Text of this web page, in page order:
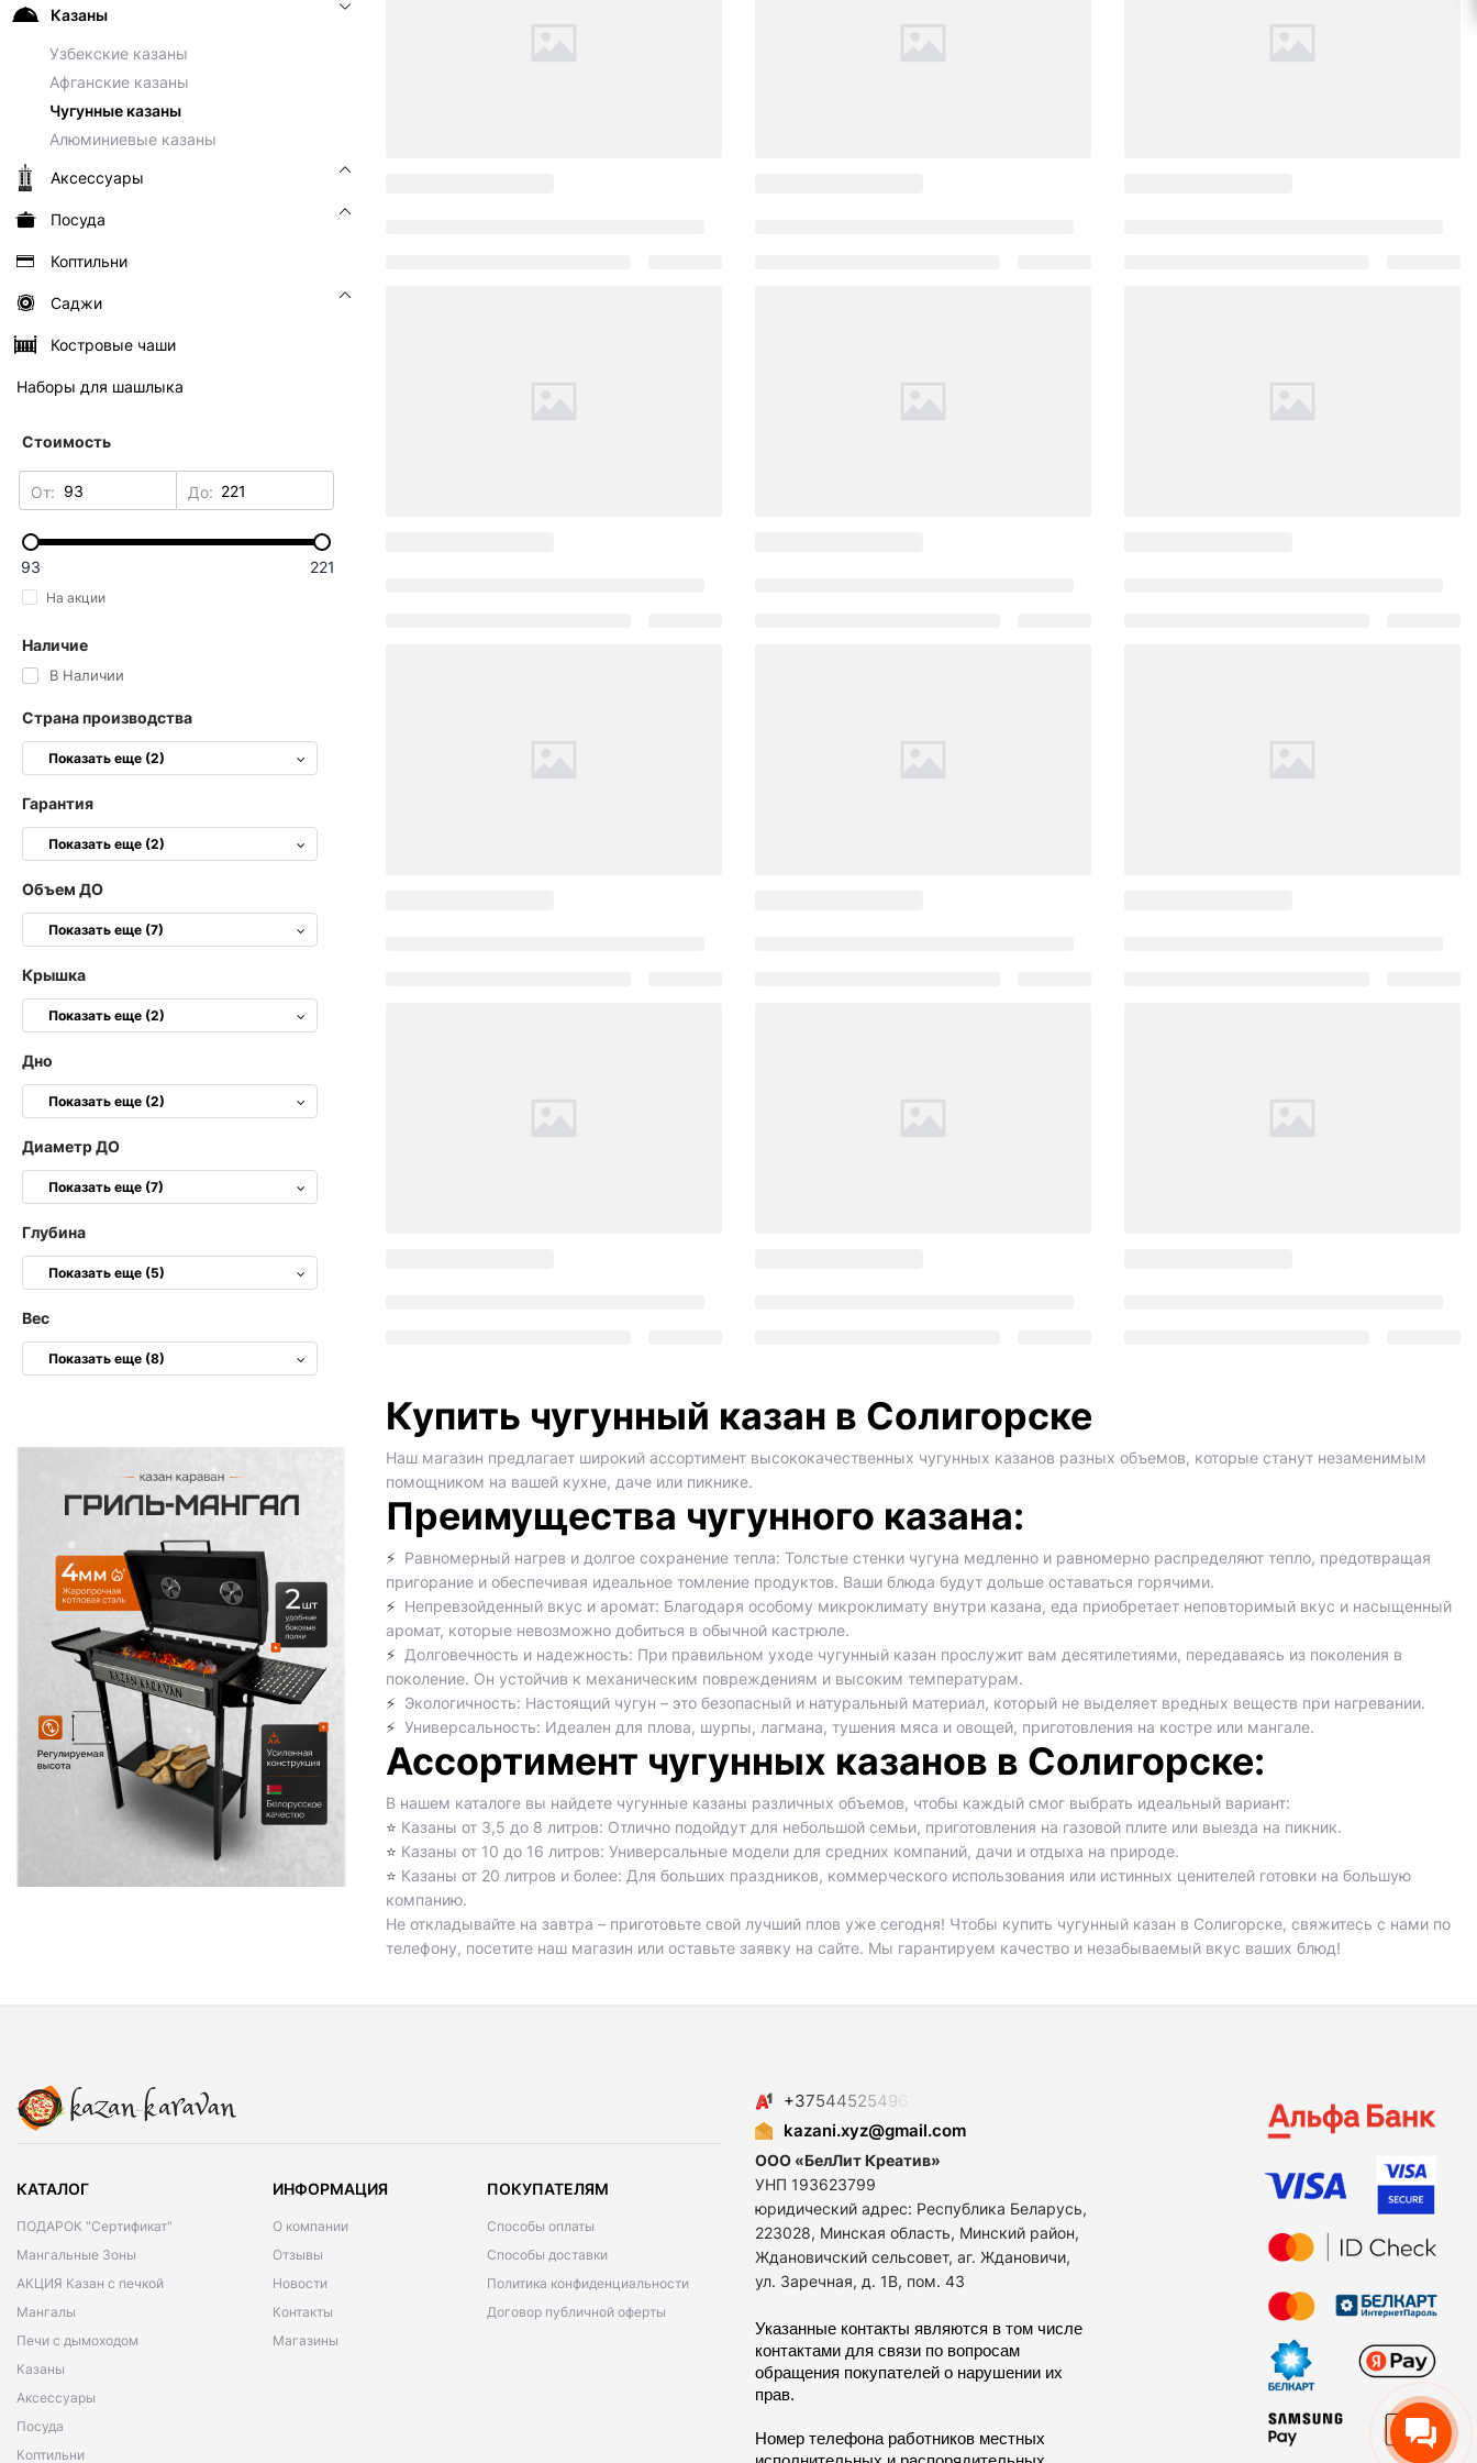
Казаны
Узбекские казаны
Афганские казаны
Чугунные казаны
Алюминиевые казаны
Аксессуары
Посуда
Коптильни
Саджи
Костровые чаши
Наборы для шашлыка
Стоимость
От: До:
93 221
На акции
Наличие
В Наличии
Страна производства
Показать еще (2)
Гарантия
Показать еще (2)
Объем ДО
Показать еще (7)
Крышка
Показать еще (2)
Дно
Показать еще (2)
Диаметр ДО
Показать еще (7)
Глубина
Показать еще (5)
Вес
Показать еще (8)
Купить чугунный казан в Солигорске
Наш магазин предлагает широкий ассортимент высококачественных чугунных казанов разных объемов, которые станут незаменимым
помощником на вашей кухне, даче или пикнике.
Преимущества чугунного казана:
⚡ Равномерный нагрев и долгое сохранение тепла: Толстые стенки чугуна медленно и равномерно распределяют тепло, предотвращая
пригорание и обеспечивая идеальное томление продуктов. Ваши блюда будут дольше оставаться горячими.
⚡ Непревзойденный вкус и аромат: Благодаря особому микроклимату внутри казана, еда приобретает неповторимый вкус и насыщенный
аромат, которые невозможно добиться в обычной кастрюле.
⚡ Долговечность и надежность: При правильном уходе чугунный казан прослужит вам десятилетиями, передаваясь из поколения в
поколение. Он устойчив к механическим повреждениям и высоким температурам.
⚡ Экологичность: Настоящий чугун – это безопасный и натуральный материал, который не выделяет вредных веществ при нагревании.
⚡ Универсальность: Идеален для плова, шурпы, лагмана, тушения мяса и овощей, приготовления на костре или мангале.
Ассортимент чугунных казанов в Солигорске:
В нашем каталоге вы найдете чугунные казаны различных объемов, чтобы каждый смог выбрать идеальный вариант:
⭐️ Казаны от 3,5 до 8 литров: Отлично подойдут для небольшой семьи, приготовления на газовой плите или выезда на пикник.
⭐️ Казаны от 10 до 16 литров: Универсальные модели для средних компаний, дачи и отдыха на природе.
⭐️ Казаны от 20 литров и более: Для больших праздников, коммерческого использования или истинных ценителей готовки на большую
компанию.
Не откладывайте на завтра – приготовьте свой лучший плов уже сегодня! Чтобы купить чугунный казан в Солигорске, свяжитесь с нами по
телефону, посетите наш магазин или оставьте заявку на сайте. Мы гарантируем качество и незабываемый вкус ваших блюд!
КАТАЛОГ
ПОДАРОК "Сертификат"
Мангальные Зоны
АКЦИЯ Казан с печкой
Мангалы
Печи с дымоходом
Казаны
Аксессуары
Посуда
Коптильни
ИНФОРМАЦИЯ
О компании
Отзывы
Новости
Контакты
Магазины
ПОКУПАТЕЛЯМ
Способы оплаты
Способы доставки
Политика конфиденциальности
Договор публичной оферты
+3754452549
kazani.xyz@gmail.com
ООО «БелЛит Креатив»
УНП 193623799
юридический адрес: Республика Беларусь,
223028, Минская область, Минский район,
Ждановичский сельсовет, аг. Ждановичи,
ул. Заречная, д. 1В, пом. 43
Указанные контакты являются в том числе
контактами для связи по вопросам
обращения покупателей о нарушении их
прав.
Номер телефона работников местных